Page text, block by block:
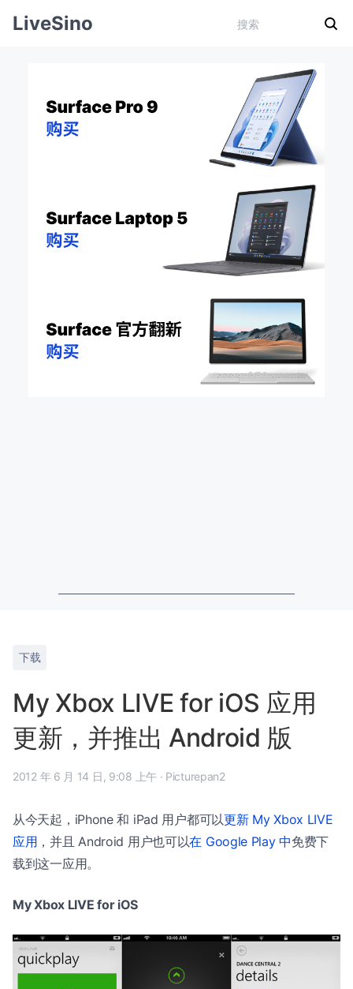
LiveSino
下载
My Xbox LIVE for iOS 应用
更新，并推出 Android 版
2012 年 6 月 14 日, 9:08 上午 · Picturepan2
从今天起，iPhone 和 iPad 用户都可以更新 My Xbox LIVE
应用 ，并且 Android 用户也可以在 Google Play 中免费下
载到这一应用。
My Xbox LIVE for iOS